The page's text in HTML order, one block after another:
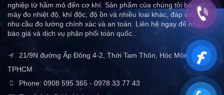
nghiệp từ hầm mỏ đến cơ khí. Sản phẩm của chúng tôi bao gồm
máy đo nhiệt độ, khí độc, độ ồn và nhiều loại khác, đáp ứng mọi
nhu cầu đo lường chính xác và an toàn. Liên hệ ngay để nhận
báo giá và dịch vụ phân phối toàn quốc..
21/9N đường Ấp Đông 4-2, Thới Tam Thôn, Hóc Môn,
TPHCM
Phone: 0908 595 365 - 0978 33 77 43